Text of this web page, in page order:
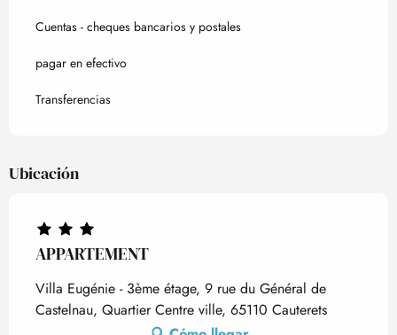
Cuentas - cheques bancarios y postales
pagar en efectivo
Transferencias
Ubicación
APPARTEMENT
Villa Eugénie - 3ème étage, 9 rue du Général de
Castelnau, Quartier Centre ville, 65110 Cauterets